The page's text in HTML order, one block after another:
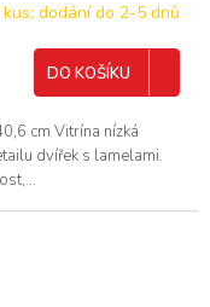
dodání do 2-5 dnů
DO KOŠÍKU
cm Vitrína nízká
dvířek s lamelami.